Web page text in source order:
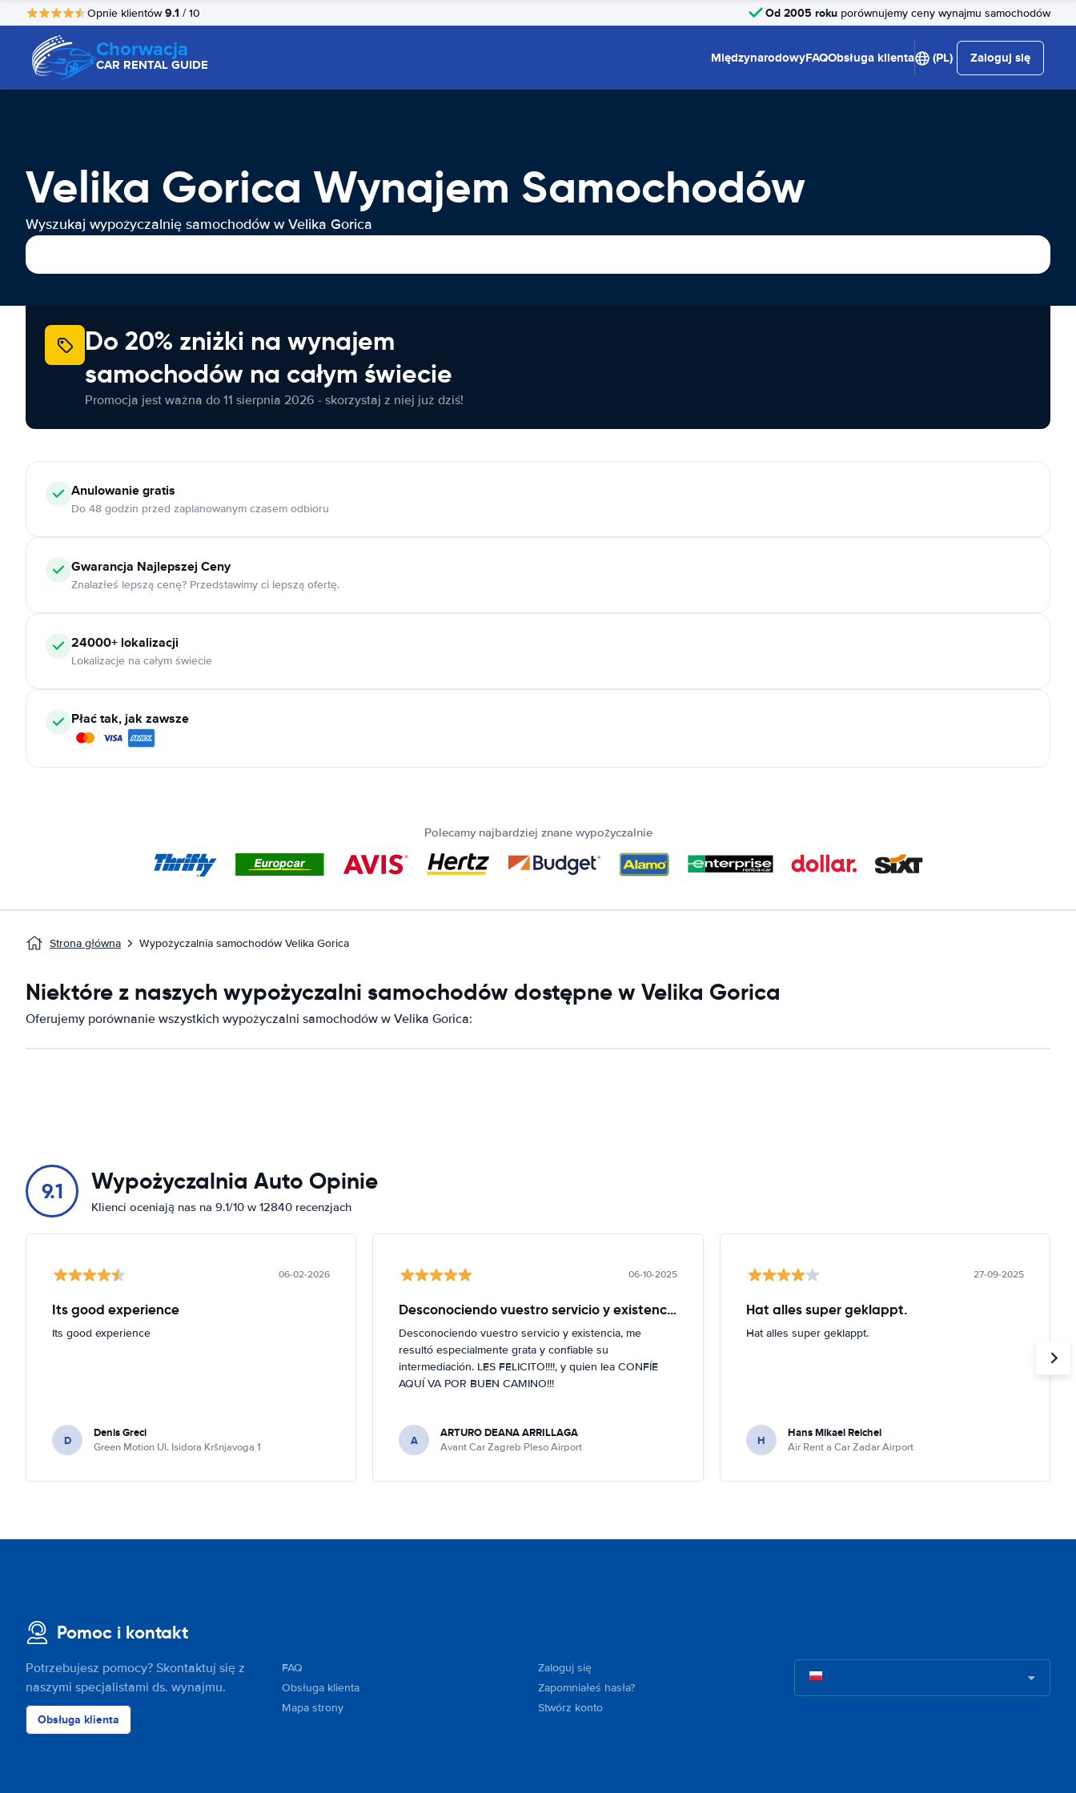
Opnie klientów9.1 / 10 Od 2005 roku porównujemy ceny wynajmu samochodów
Chorwacja
CAR RENTAL GUIDE MiędzynarodowyFAQObsługa klienta (PL) Zaloguj się
Velika Gorica Wynajem Samochodów
Wyszukaj wypożyczalnię samochodów w Velika Gorica
Do 20% zniżki na wynajem
samochodów na całym świecie
Promocja jest ważna do 11 sierpnia 2026 - skorzystaj z niej już dziś!
Anulowaniegratis
Do 48 godzin przed zaplanowanym czasem odbioru
Gwarancja Najlepszej Ceny
Znalazłeś lepszą cenę? Przedstawimy ci lepszą ofertę.
24000+ lokalizacji
Lokalizacje na całym świecie
Płać tak, jak zawsze
Polecamy najbardziej znane wypożyczalnie
Strona główna Wypożyczalnia samochodów Velika Gorica
Niektóre z naszych wypożyczalni samochodów dostępne w Velika Gorica
Oferujemy porównanie wszystkich wypożyczalni samochodów w Velika Gorica:
9.1 Wypożyczalnia Auto Opinie
Klienci oceniają nas na 9.1/10 w 12840 recenzjach
06-02-2026
Its good experience
Its good experience
D Denis Greci
Green Motion Ul. Isidora Kršnjavoga 1
06-10-2025
Desconociendo vuestro servicio y existencia
Desconociendo vuestro servicio y existencia, me
resultó especialmente grata y confiable su
intermediación. LES FELICITO!!!!, y quien lea CONFÍE
AQUÍ VA POR BUEN CAMINO!!!
A ARTURO DEANA ARRILLAGA
Avant Car Zagreb Pleso Airport
27-09-2025
Hat alles super geklappt.
Hat alles super geklappt.
H Hans Mikael Reichel
Air Rent a Car Zadar Airport
Pomoc i kontakt
Potrzebujesz pomocy? Skontaktuj się z
naszymi specjalistami ds. wynajmu.
Obsługa klienta
FAQ
Obsługa klienta
Mapa strony
Zaloguj się
Zapomniałeś hasła?
Stwórz konto